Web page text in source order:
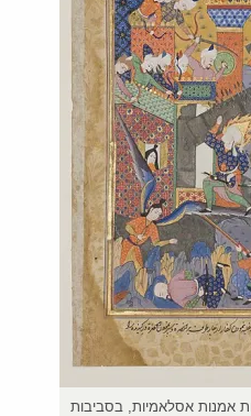
אמנות אסלאמיות, בסביבות